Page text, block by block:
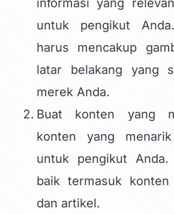
informasi yang
untuk pengikut
harus mencakup
latar belakang yang
merek Anda.
Buat konten yang
konten yang
untuk pengikut
baik termasuk
dan artikel.